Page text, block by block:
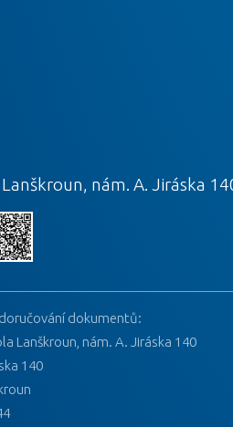
Lanškroun, nám. A. Jiráska
dokumentů:
Lanškroun, nám. A. Jiráska 140
140